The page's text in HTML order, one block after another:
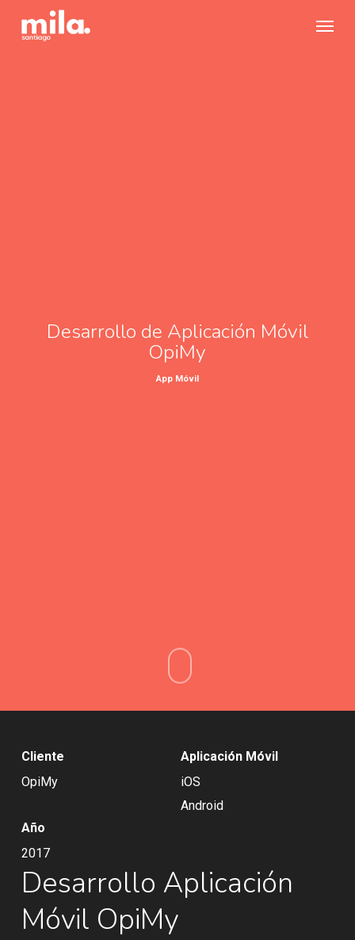
Desarrollo de Aplicación Móvil
OpiMy
App Móvil
Cliente
OpiMy
Año
2017
Aplicación Móvil
iOS
Android
Desarrollo Aplicación
Móvil OpiMy